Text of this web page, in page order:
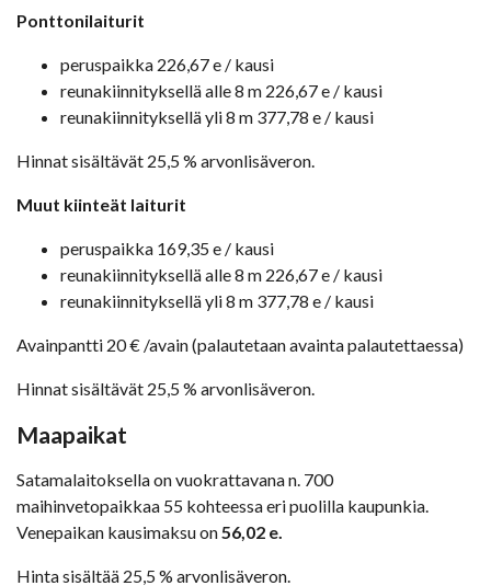
Ponttonilaiturit
peruspaikka 226,67 e / kausi
reunakiinnityksellä alle 8 m 226,67 e / kausi
reunakiinnityksellä yli 8 m 377,78 e / kausi
Hinnat sisältävät 25,5 % arvonlisäveron.
Muut kiinteät laiturit
peruspaikka 169,35 e / kausi
reunakiinnityksellä alle 8 m 226,67 e / kausi
reunakiinnityksellä yli 8 m 377,78 e / kausi
Avainpantti 20 € /avain (palautetaan avainta palautettaessa)
Hinnat sisältävät 25,5 % arvonlisäveron.
Maapaikat
Satamalaitoksella on vuokrattavana n. 700
maihinvetopaikkaa 55 kohteessa eri puolilla kaupunkia.
Venepaikan kausimaksu on56,02 e.
Hinta sisältää 25,5 % arvonlisäveron.